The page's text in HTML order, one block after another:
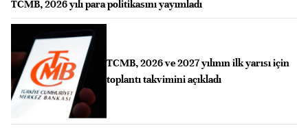
TCMB, 2026 yılı para politikasını yayımladı
TCMB, 2026 ve 2027 yılının ilk yarısı için
toplantı takvimini açıkladı